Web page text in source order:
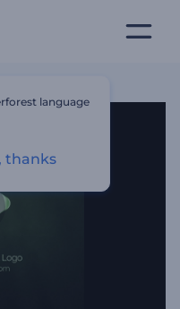
language
thanks